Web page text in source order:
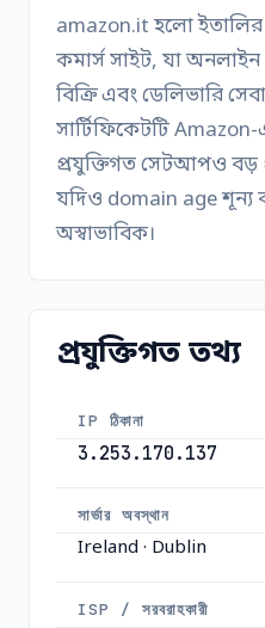
amazon.it হলো
কমার্স সাইট, যা অনলাইন
বিক্রি এবং ডেলিভারি
সার্টিফিকেটটি
প্রযুক্তিগত সেটআপও বড়
যদিও domain age শূন্য
অস্বাভাবিক।
প্রযুক্তিগত তথ্য
IP ঠিকানা
3.253.170.137
সার্ভার অবস্থান
Ireland · Dublin
ISP / সরবরাহকারী